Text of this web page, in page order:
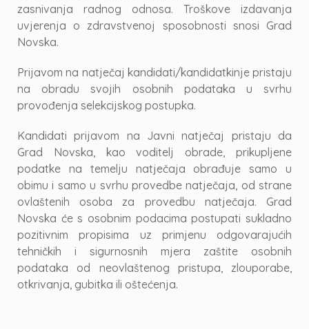
zasnivanja radnog odnosa. Troškove izdavanja
uvjerenja o zdravstvenoj sposobnosti snosi Grad
Novska.
Prijavom na natječaj kandidati/kandidatkinje pristaju
na obradu svojih osobnih podataka u svrhu
provođenja selekcijskog postupka.
Kandidati prijavom na Javni natječaj pristaju da
Grad Novska, kao voditelj obrade, prikupljene
podatke na temelju natječaja obrađuje samo u
obimu i samo u svrhu provedbe natječaja, od strane
ovlaštenih osoba za provedbu natječaja. Grad
Novska će s osobnim podacima postupati sukladno
pozitivnim propisima uz primjenu odgovarajućih
tehničkih i sigurnosnih mjera zaštite osobnih
podataka od neovlaštenog pristupa, zlouporabe,
otkrivanja, gubitka ili oštećenja.